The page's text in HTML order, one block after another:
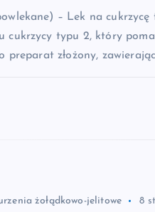
– Lek na
cukrzycy typu 2, który
preparat złożony,
żołądkowo-jelitowe 8